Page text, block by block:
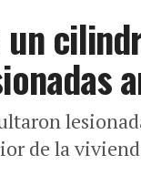
un
de la